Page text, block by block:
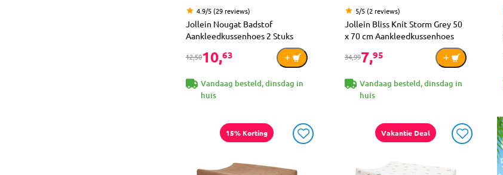
4.9/5 (29 reviews)
Jollein Nougat Badstof
Aankleedkussenhoes 2 Stuks
12,5010,63
Vandaag besteld, dinsdag in
huis
5/5 (2 reviews)
Jollein Bliss Knit Storm Grey 50
x 70 cm Aankleedkussenhoes
34,997,95
Vandaag besteld, dinsdag in
huis
15% Korting Vakantie Deal